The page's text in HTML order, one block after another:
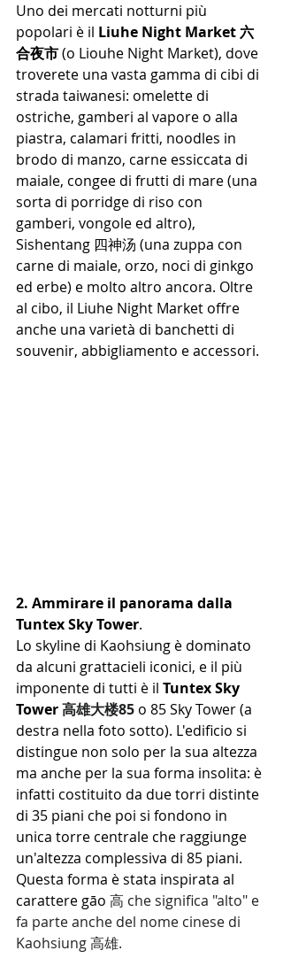
Uno dei mercati notturni più
popolari è il Liuhe Night Market 六
合夜市 (o Liouhe Night Market), dove
troverete una vasta gamma di cibi di
strada taiwanesi: omelette di
ostriche, gamberi al vapore o alla
piastra, calamari fritti, noodles in
brodo di manzo, carne essiccata di
maiale, congee di frutti di mare (una
sorta di porridge di riso con
gamberi, vongole ed altro),
Sishentang 四神汤 (una zuppa con
carne di maiale, orzo, noci di ginkgo
ed erbe) e molto altro ancora. Oltre
al cibo, il Liuhe Night Market offre
anche una varietà di banchetti di
souvenir, abbigliamento e accessori.
2. Ammirare il panorama dalla
Tuntex Sky Tower.
Lo skyline di Kaohsiung è dominato
da alcuni grattacieli iconici, e il più
imponente di tutti è il Tuntex Sky
Tower 高雄大楼85 o 85 Sky Tower (a
destra nella foto sotto). L'edificio si
distingue non solo per la sua altezza
ma anche per la sua forma insolita: è
infatti costituito da due torri distinte
di 35 piani che poi si fondono in
unica torre centrale che raggiunge
un'altezza complessiva di 85 piani.
Questa forma è stata inspirata al
carattere gāo 高 che significa "alto" e
fa parte anche del nome cinese di
Kaohsiung 高雄.